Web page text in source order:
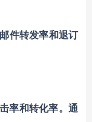
件转发率和退订
率和转化率。通